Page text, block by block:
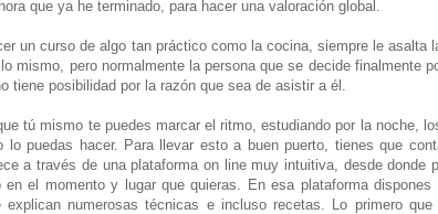
que ya he terminado, para hacer una valoración global.
un curso de algo tan práctico como la cocina, siempre le asalta
mismo, pero normalmente la persona que se decide finalmente
tiene posibilidad por la razón que sea de asistir a él.
tú mismo te puedes marcar el ritmo, estudiando por la noche,
puedas hacer. Para llevar esto a buen puerto, tienes que
a través de una plataforma on line muy intuitiva, desde donde
el momento y lugar que quieras. En esa plataforma dispones
numerosas técnicas e incluso recetas. Lo primero que